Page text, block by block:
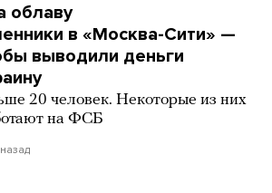
облаву
в «Москва-Сити» —
выводили деньги
20 человек. Некоторые из них
на ФСБ